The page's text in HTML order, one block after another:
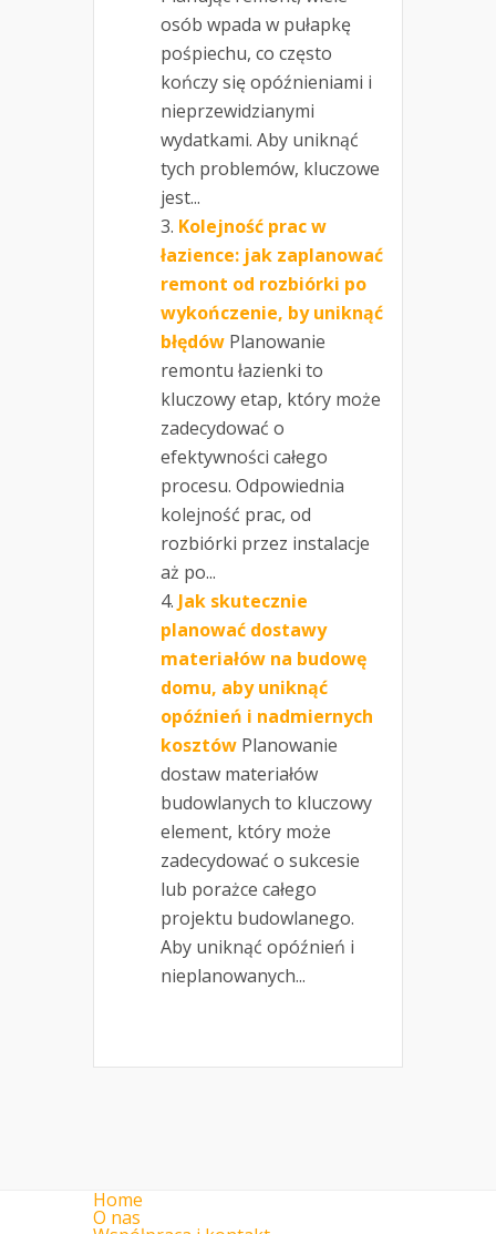
osób wpada w pułapkę
pośpiechu, co często
kończy się opóźnieniami i
nieprzewidzianymi
wydatkami. Aby uniknąć
tych problemów, kluczowe
jest...
Kolejność prac w
łazience: jak zaplanować
remont od rozbiórki po
wykończenie, by uniknąć
błędów Planowanie
remontu łazienki to
kluczowy etap, który może
zadecydować o
efektywności całego
procesu. Odpowiednia
kolejność prac, od
rozbiórki przez instalacje
aż po...
Jak skutecznie
planować dostawy
materiałów na budowę
domu, aby uniknąć
opóźnień i nadmiernych
kosztów Planowanie
dostaw materiałów
budowlanych to kluczowy
element, który może
zadecydować o sukcesie
lub porażce całego
projektu budowlanego.
Aby uniknąć opóźnień i
nieplanowanych...
Home
O nas